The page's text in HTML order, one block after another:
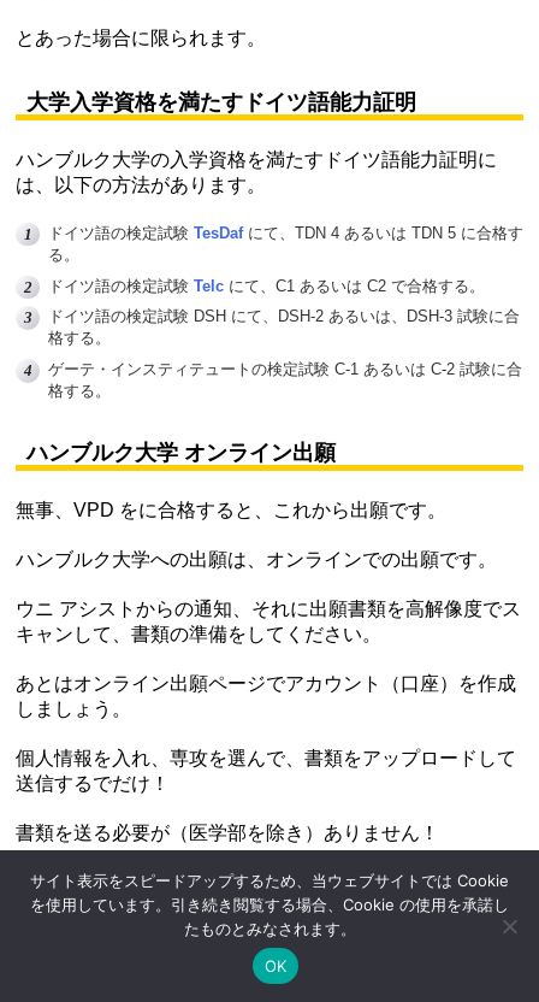
とあった場合に限られます。
大学入学資格を満たすドイツ語能力証明
ハンブルク大学の入学資格を満たすドイツ語能力証明に
は、以下の方法があります。
ドイツ語の検定試験 TesDafにて、TDN 4 あるいは TDN 5 に合格す
る。
ドイツ語の検定試験 Telcにて、C1 あるいは C2 で合格する。
ドイツ語の検定試験 DSH にて、DSH-2 あるいは、DSH-3 試験に合
格する。
ゲーテ・インスティテュート の検定試験 C-1 あるいは C-2 試験に合
格する。
ハンブルク大学 オンライン出願
無事、VPD をに合格すると、これから出願です。
ハンブルク大学への出願は、オンラインでの出願です。
ウニ アシストからの通知、それに出願書類を高解像度でス
キャンして、書類の準備をしてください。
あとはオンライン出願ページでアカウント（口座）を作成
しましょう。
個人情報を入れ、専攻を選んで、書類をアップロードして
送信するでだけ！
書類を送る必要が（医学部を除き）ありません！
出願書類
詳しい出願書類に関しては、大学出願サポート
にお申込み
いただいた方に、ご案内しております。
サイト表示をスピードアップするため、当ウェブサイトでは Cookie
を使用しています。引き続き閲覧する場合、Cookie の使用を承諾し
たものとみなされます。
OK